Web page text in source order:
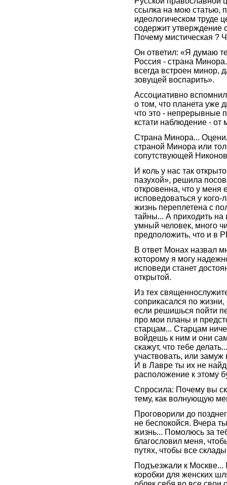
ссылка на мою статью,
идеологическом труде
содержит утверждение
Почему мистическая ?
Он ответил: «Я думаю
Россия - страна
всегда встроен минор,
зовущей воспарить».
Ассоциативно
о том, что планета уже
что это - непрерывные
кстати наблюдение - от
Страна Минора...
страной Минора или
сопутствующей
И коль у нас так
пазухой», решила
откровенна, что у меня
исповедоваться у
жизнь переплетена с
тайны... А приходить на
умный человек, много
предположить, что и в
В ответ Монах назвал
которому я могу
исповеди станет
открытой.
Из тех
соприкасался по жизни,
если решишься пойти
про мои планы и
старцам... Старцам
войдешь к ним и они
скажут, что тебе
участвовать, или
И в Лавре ты их не
расположение к этому
Спросила: Почему вы
тему, как волнующую
Проговорили до
не беспокойся. Вчера
жизнь... Помолюсь за
благословил меня,
путях, чтобы все
Подъезжали к Москве...
коробки для женских